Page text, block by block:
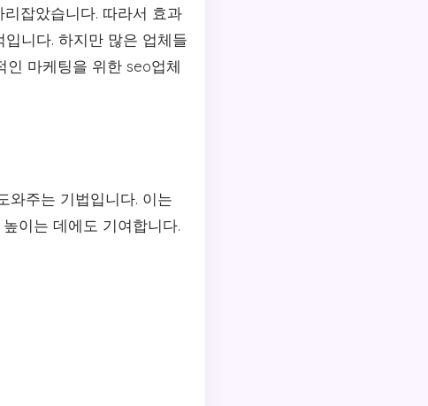
잡았습니다. 따라서 효과
입니다. 하지만 많은 업체들
인 마케팅을 위한 seo업체
와주는 기법입니다. 이는
이는 데에도 기여합니다.